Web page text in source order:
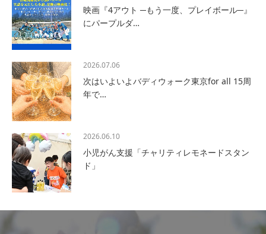
映画『4アウト ─もう一度、プレイボール─』
にパープルダ…
2026.07.06
次はいよいよバディウォーク東京for all 15周
年で…
2026.06.10
小児がん支援「チャリティレモネードスタン
ド」